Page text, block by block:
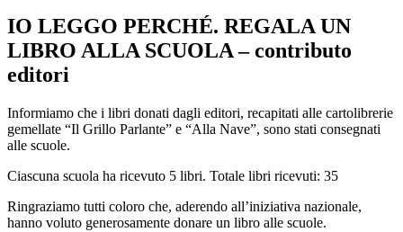
IO LEGGO PERCHÉ. REGALA UN
LIBRO ALLA SCUOLA – contributo
editori
Informiamo che i libri donati dagli editori, recapitati alle cartolibrerie
gemellate “Il Grillo Parlante” e “Alla Nave”, sono stati consegnati
alle scuole.
Ciascuna scuola ha ricevuto 5 libri. Totale libri ricevuti: 35
Ringraziamo tutti coloro che, aderendo all’iniziativa nazionale,
hanno voluto generosamente donare un libro alle scuole.